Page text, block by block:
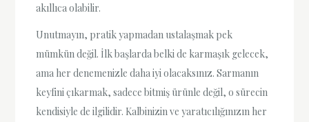
akıllıca olabilir.
Unutmayın, pratik yapmadan ustalaşmak pek
mümkün değil. İlk başlarda belki de karmaşık gelecek,
ama her denemenizle daha iyi olacaksınız. Sarmanın
keyfini çıkarmak, sadece bitmiş ürünle değil, o sürecin
kendisiyle de ilgilidir. Kalbinizin ve yaratıcılığınızın her